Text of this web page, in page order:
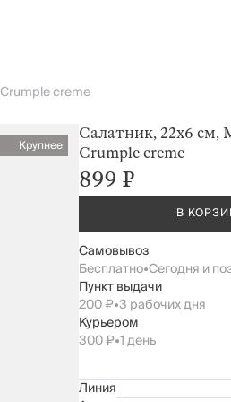
creme
Крупнее
Салатник, 22х6
Crumple creme
899 ₽
В
Самовывоз
Бесплатно•Сегодня и
Пункт выдачи
200 ₽•3 рабочих дня
Курьером
300 ₽•1 день
Линия